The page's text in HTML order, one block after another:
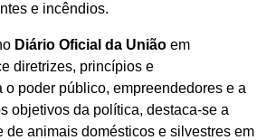
e incêndios.
Diário Oficial da União em
diretrizes, princípios e
poder público, empreendedores e a
objetivos da política, destaca-se a
de animais domésticos e silvestres em